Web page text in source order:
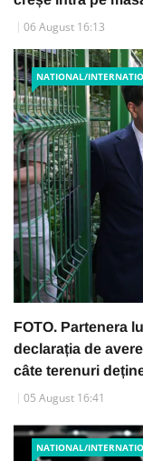
06 August 16:13
NATIONAL/
FOTO. Partenera
declarația de
câte terenuri
05 August 16:41
NATIONAL/